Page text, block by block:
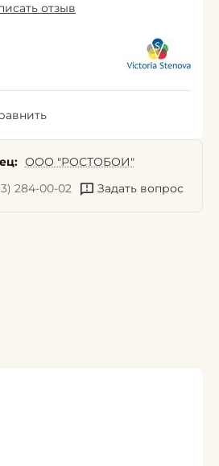
отзыв
ООО "РОСТОБОИ"
284-00-02
Задать вопрос